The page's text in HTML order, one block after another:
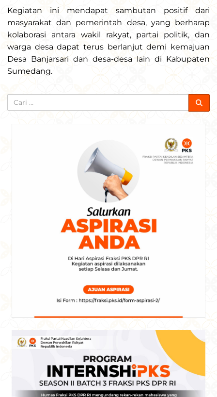
Kegiatan ini mendapat sambutan positif dari
masyarakat dan pemerintah desa, yang berharap
kolaborasi antara wakil rakyat, partai politik, dan
warga desa dapat terus berlanjut demi kemajuan
Desa Banjarsari dan desa-desa lain di Kabupaten
Sumedang.